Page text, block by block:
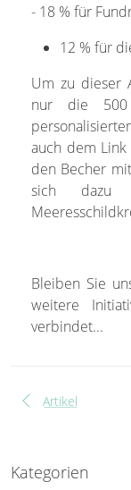
- 18 % für
12 % für
Um zu dieser
nur die 500
auch dem
den Becher
sich dazu
Bleiben Sie
weitere
verbindet...
chevron_left Artikel
Kategorien